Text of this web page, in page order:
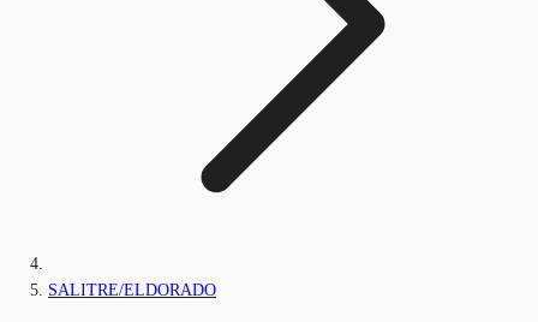
SALITRE/ELDORADO